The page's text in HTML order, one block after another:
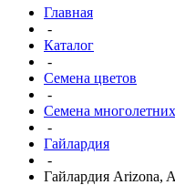
Главная
-
Каталог
-
Семена цветов
-
Семена
-
Гайлардия
-
Гайлардия Arizona,